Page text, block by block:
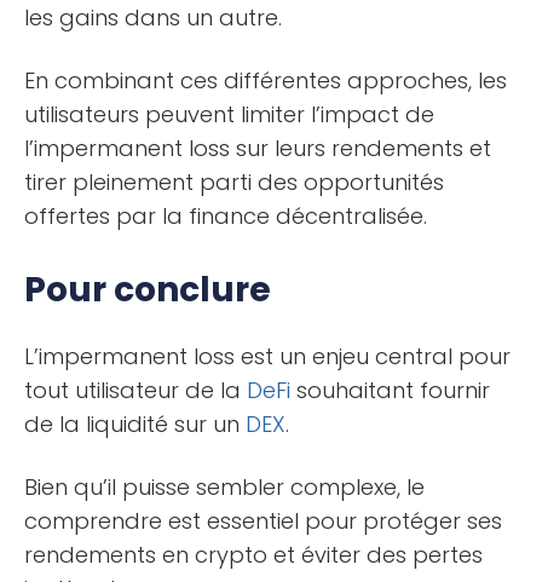
les gains dans un autre.
En combinant ces différentes approches, les
utilisateurs peuvent limiter l’impact de
l’impermanent loss sur leurs rendements et
tirer pleinement parti des opportunités
offertes par la finance décentralisée.
Pour conclure
L’impermanent loss est un enjeu central pour
tout utilisateur de la DeFi souhaitant fournir
de la liquidité sur un DEX.
Bien qu’il puisse sembler complexe, le
comprendre est essentiel pour protéger ses
rendements en crypto et éviter des pertes